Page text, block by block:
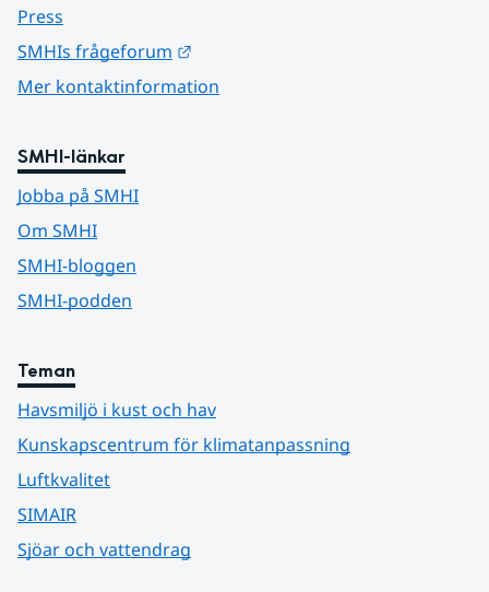
Press
SMHIs frågeforum
Mer kontaktinformation
SMHI-länkar
Jobba på SMHI
Om SMHI
SMHI-bloggen
SMHI-podden
Teman
Havsmiljö i kust och hav
Kunskapscentrum för klimatanpassning
Luftkvalitet
SIMAIR
Sjöar och vattendrag